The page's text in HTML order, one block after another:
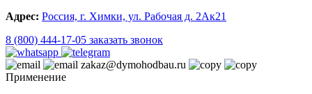
Адрес: Россия, г. Химки, ул. Рабочая д. 2Ак21
8 (800) 444-17-05 заказать звонок
zakaz@dymohodbau.ru
Применение